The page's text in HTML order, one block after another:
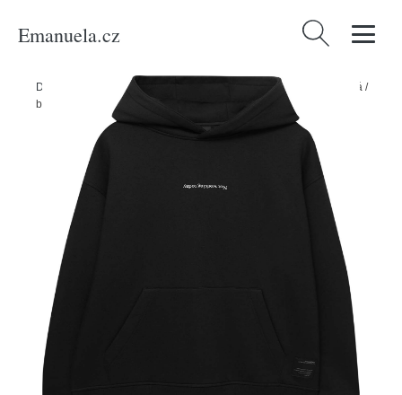
Emanuela.cz Vyhledávání
Domů Muži
Mikina Pull&Bear černá /
bílá